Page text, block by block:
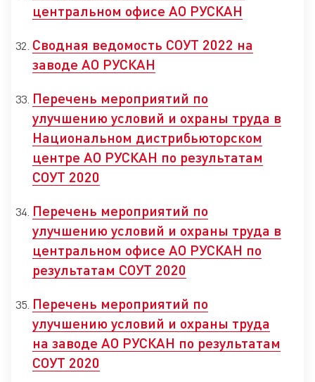
центральном офисе АО РУСКАН
Сводная ведомость СОУТ 2022 на
заводе АО РУСКАН
Перечень мероприятий по
улучшению условий и охраны труда в
Национальном дистрибьюторском
центре АО РУСКАН по результатам
СОУТ 2020
Перечень мероприятий по
улучшению условий и охраны труда в
центральном офисе АО РУСКАН по
результатам СОУТ 2020
Перечень мероприятий по
улучшению условий и охраны труда
на заводе АО РУСКАН по результатам
СОУТ 2020